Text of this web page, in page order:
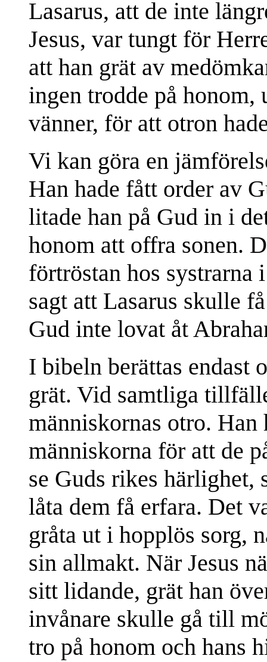
Lasarus, att de inte
Jesus, var tungt för
att han grät av
ingen trodde på honom,
vänner, för att otron
Vi kan göra en
Han hade fått order av
litade han på Gud in i
honom att offra sonen.
förtröstan hos systrarna
sagt att Lasarus skulle
Gud inte lovat åt
I bibeln berättas endast
grät. Vid samtliga
människornas otro. Han
människorna för att de
se Guds rikes härlighet,
låta dem få erfara. Det
gråta ut i hopplös sorg,
sin allmakt. När Jesus
sitt lidande, grät han
invånare skulle gå till
tro på honom och hans